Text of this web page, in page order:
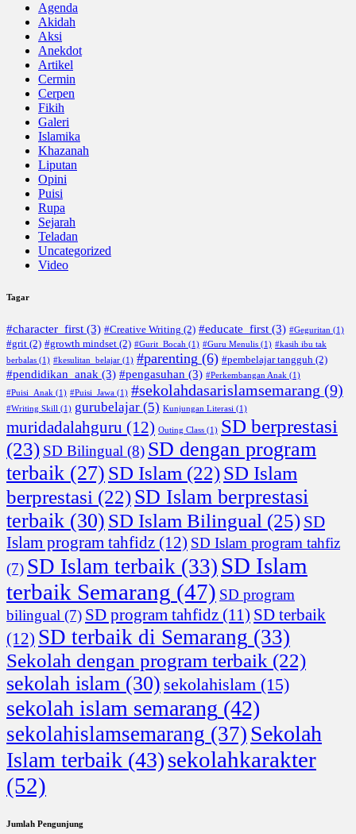
Agenda
Akidah
Aksi
Anekdot
Artikel
Cermin
Cerpen
Fikih
Galeri
Islamika
Khazanah
Liputan
Opini
Puisi
Rupa
Sejarah
Teladan
Uncategorized
Video
Tagar
#character_first (3) #Creative Writing (2) #educate_first (3) #Geguritan (1)
#grit (2) #growth mindset (2) #Gurit_Bocah (1) #Guru Menulis (1) #kasih ibu tak
berbalas (1) #kesulitan_belajar (1) #parenting (6) #pembelajar tangguh (2)
#pendidikan_anak (3) #pengasuhan (3) #Perkembangan Anak (1)
#Puisi_Anak (1) #Puisi_Jawa (1) #sekolahdasarislamsemarang (9)
#Writing Skill (1) gurubelajar (5) Kunjungan Literasi (1)
muridadalahguru (12) Outing Class (1) SD berprestasi
(23) SD Bilingual (8) SD dengan program
terbaik (27) SD Islam (22)SD Islam
berprestasi (22)SD Islam berprestasi
terbaik (30) SD Islam Bilingual (25) SD
Islam program tahfidz (12) SD Islam program tahfiz
(7) SD Islam terbaik (33) SD Islam
terbaik Semarang (47) SD program
bilingual (7) SD program tahfidz (11) SD terbaik
(12) SD terbaik di Semarang (33)
Sekolah dengan program terbaik (22)
sekolah islam (30) sekolahislam (15)
sekolah islam semarang (42)
sekolahislamsemarang (37) Sekolah
Islam terbaik (43)sekolahkarakter
(52)
Jumlah Pengunjung